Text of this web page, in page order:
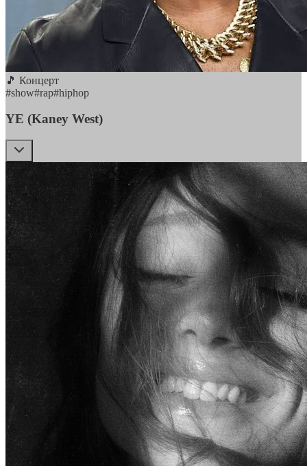
🎵 Концерт
#show#rap#hiphop
YE (Kaney West)